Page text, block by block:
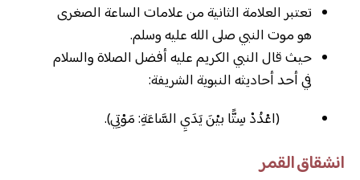
تعتبر العلامة الثانية من علامات الساعة الصغرى
هو موت النبي صلى الله عليه وسلم.
حيث قال النبي الكريم عليه أفضل الصلاة والسلام
في أحد أحاديثه النبوية الشريفة:
(اعْدُدْ سِتًّا بيْنَ يَدَيِ السَّاعَةِ: مَوْتِي).
انشقاق القمر